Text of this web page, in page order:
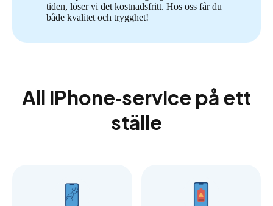
tiden, löser vi det kostnadsfritt. Hos oss får du
både kvalitet och trygghet!
All iPhone‑service på ett
ställe